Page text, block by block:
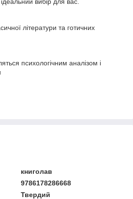
вибір для вас.
літератури та готичних
психологічним аналізом і
книголав
9786178286668
Твердий